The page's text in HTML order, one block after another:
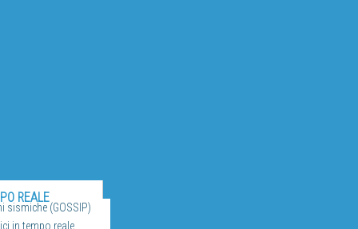
REALE
sismiche (GOSSIP)
in tempo reale